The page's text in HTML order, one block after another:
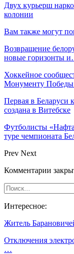
Двух курьерш
колонии
Вам также могут
Возвращение
новые горизонты
Хоккейное
Монументу
Первая в Беларуси
создана в Витебске
Футболисты
туре чемпионата
Prev Next
Комментарии
Интересное:
Житель
Отключения
…